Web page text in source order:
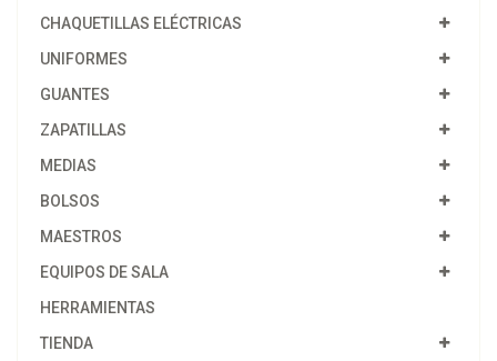
CHAQUETILLAS ELÉCTRICAS
UNIFORMES
GUANTES
ZAPATILLAS
MEDIAS
BOLSOS
MAESTROS
EQUIPOS DE SALA
HERRAMIENTAS
TIENDA